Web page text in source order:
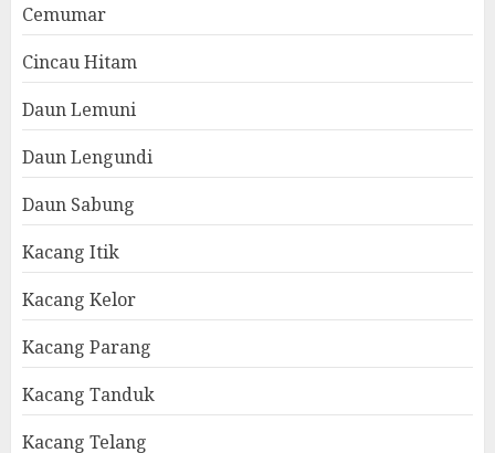
Cemumar
Cincau Hitam
Daun Lemuni
Daun Lengundi
Daun Sabung
Kacang Itik
Kacang Kelor
Kacang Parang
Kacang Tanduk
Kacang Telang